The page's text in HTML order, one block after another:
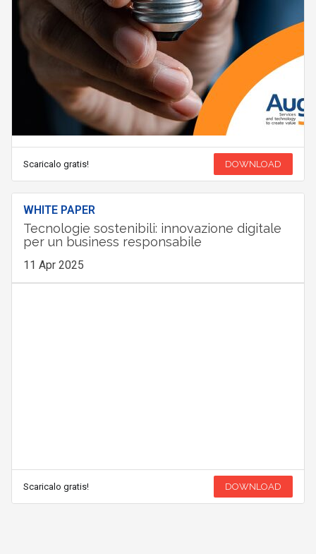
Scaricalo gratis! DOWNLOAD
WHITE PAPER
Tecnologie sostenibili: innovazione digitale
per un business responsabile
11 Apr 2025
Scaricalo gratis! DOWNLOAD